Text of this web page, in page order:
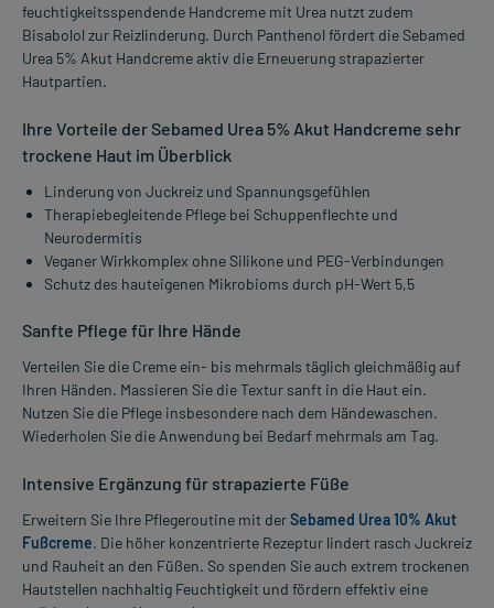
feuchtigkeitsspendende Handcreme mit Urea nutzt zudem
Bisabolol zur Reizlinderung. Durch Panthenol fördert die Sebamed
Urea 5% Akut Handcreme aktiv die Erneuerung strapazierter
Hautpartien.
Ihre Vorteile der Sebamed Urea 5% Akut Handcreme sehr
trockene Haut im Überblick
Linderung von Juckreiz und Spannungsgefühlen
Therapiebegleitende Pflege bei Schuppenflechte und
Neurodermitis
Veganer Wirkkomplex ohne Silikone und PEG-Verbindungen
Schutz des hauteigenen Mikrobioms durch pH-Wert 5,5
Sanfte Pflege für Ihre Hände
Verteilen Sie die Creme ein- bis mehrmals täglich gleichmäßig auf
Ihren Händen. Massieren Sie die Textur sanft in die Haut ein.
Nutzen Sie die Pflege insbesondere nach dem Händewaschen.
Wiederholen Sie die Anwendung bei Bedarf mehrmals am Tag.
Intensive Ergänzung für strapazierte Füße
Erweitern Sie Ihre Pflegeroutine mit derSebamed Urea 10% Akut
Fußcreme. Die höher konzentrierte Rezeptur lindert rasch Juckreiz
und Rauheit an den Füßen. So spenden Sie auch extrem trockenen
Hautstellen nachhaltig Feuchtigkeit und fördern effektiv eine